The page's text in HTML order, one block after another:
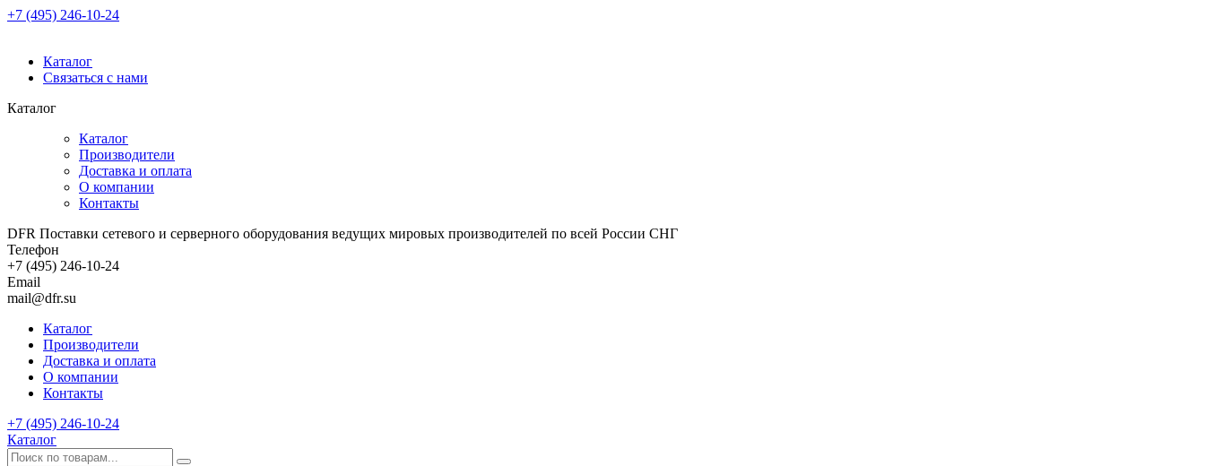
+7 (495) 246-10-24
Каталог
Связаться с нами
Каталог
Каталог
Производители
Доставка и оплата
О компании
Контакты
DFR Поставки сетевого и серверного оборудования ведущих мировых производителей по всей России СНГ
Телефон
+7 (495) 246-10-24
Email
mail@dfr.su
Каталог
Производители
Доставка и оплата
О компании
Контакты
+7 (495) 246-10-24
Каталог